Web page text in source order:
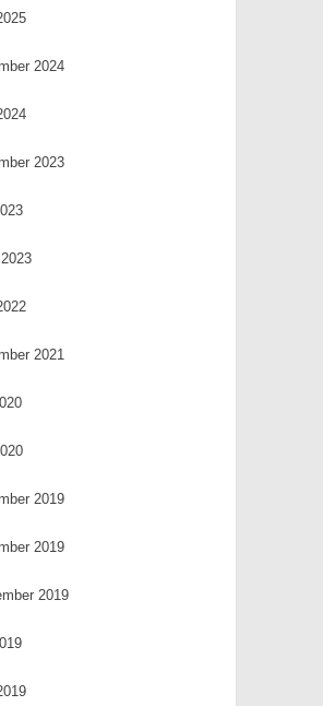
2024
2023
2021
2019
2019
2019